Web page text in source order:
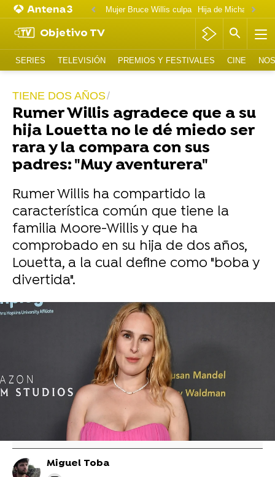
Mujer Bruce Willis culpa
Objetivo TV
SERIES TELEVISIÓN PREMIOS Y FESTIVALES CINE
TIENE DOS AÑOS
Rumer Willis agradece que a su
hija Louetta no le dé miedo ser
rara y la compara con sus
padres: "Muy aventurera"
Rumer Willis ha compartido la
característica común que tiene la
familia Moore-Willis y que ha
comprobado en su hija de dos años,
Louetta, a la cual define como "boba y
divertida".
Demi Moore cuenta que visita cada
semana a Bruce Willis mientras avanza su
demencia: "Siempre seremos familia"
Miguel Toba